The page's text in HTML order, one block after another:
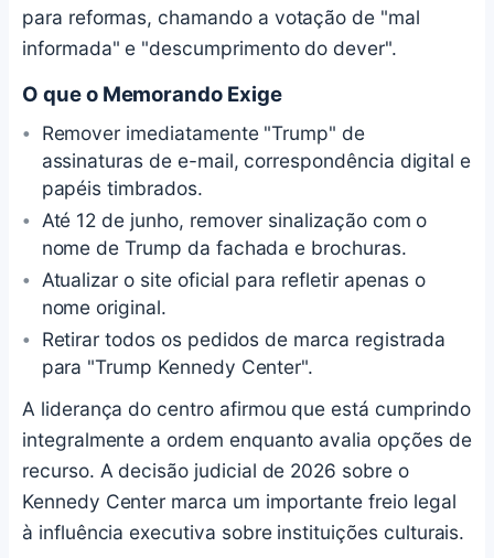
para reformas, chamando a votação de "mal
informada" e "descumprimento do dever".
O que o Memorando Exige
Remover imediatamente "Trump" de
assinaturas de e-mail, correspondência digital e
papéis timbrados.
Até 12 de junho, remover sinalização com o
nome de Trump da fachada e brochuras.
Atualizar o site oficial para refletir apenas o
nome original.
Retirar todos os pedidos de marca registrada
para "Trump Kennedy Center".
A liderança do centro afirmou que está cumprindo
integralmente a ordem enquanto avalia opções de
recurso. A decisão judicial de 2026 sobre o
Kennedy Center marca um importante freio legal
à influência executiva sobre instituições culturais.